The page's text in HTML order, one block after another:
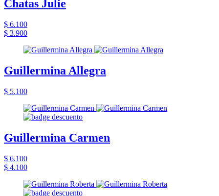
Chatas Julie
$ 6.100
$ 3.900
Guillermina Allegra
$ 5.100
Guillermina Carmen
$ 6.100
$ 4.100